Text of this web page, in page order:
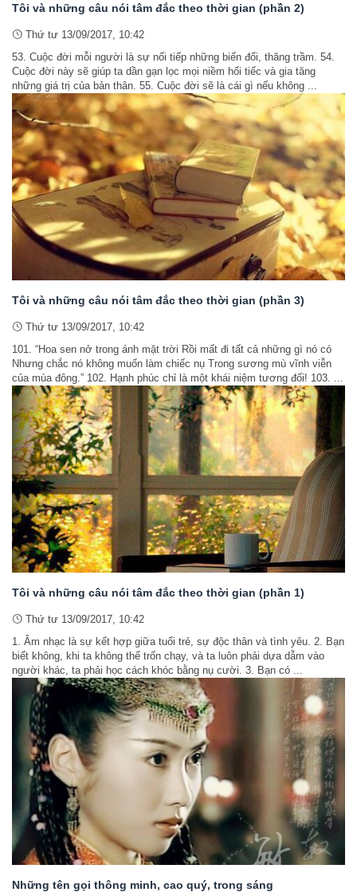
Tôi và những câu nói tâm đắc theo thời gian (phần 2)
Thứ tư 13/09/2017, 10:42
53. Cuộc đời mỗi người là sự nối tiếp những biến đổi, thăng trầm. 54.
Cuộc đời này sẽ giúp ta dần gạn lọc mọi niềm hối tiếc và gia tăng
những giá trị của bản thân. 55. Cuộc đời sẽ là cái gì nếu không ...
Tôi và những câu nói tâm đắc theo thời gian (phần 3)
Thứ tư 13/09/2017, 10:42
101. “Hoa sen nở trong ánh mặt trời Rồi mất đi tất cả những gì nó có
Nhưng chắc nó không muốn làm chiếc nụ Trong sương mù vĩnh viễn
của mùa đông.” 102. Hạnh phúc chỉ là một khái niệm tương đối! 103. ...
Tôi và những câu nói tâm đắc theo thời gian (phần 1)
Thứ tư 13/09/2017, 10:42
1. Âm nhạc là sự kết hợp giữa tuổi trẻ, sự độc thân và tình yêu. 2. Bạn
biết không, khi ta không thể trốn chạy, và ta luôn phải dựa dẫm vào
người khác, ta phải học cách khóc bằng nụ cười. 3. Bạn có ...
Những tên gọi thông minh, cao quý, trong sáng